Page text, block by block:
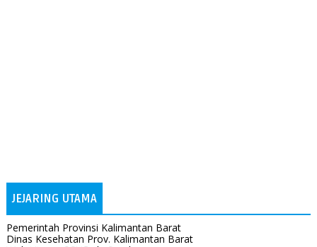
JEJARING UTAMA
Pemerintah Provinsi Kalimantan Barat
Dinas Kesehatan Prov. Kalimantan Barat